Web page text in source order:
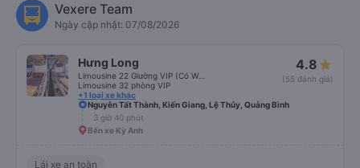
Vexere Team
Ngày cập nhật: 07/08/2026
Hưng Long
Limousine 32 phòng VIP
+1 loại xe khác
4.8
(55 đánh giá)
Nguyễn Tất Thành, Kiến Giang, Lệ Thủy, Quảng Bình
3 giờ 40 phút
Bến xe Kỳ Anh
Lái xe an toàn